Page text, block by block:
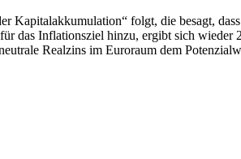
folgt, die besagt,
das Inflationsziel hinzu, ergibt sich wieder
Realzins im Euroraum dem